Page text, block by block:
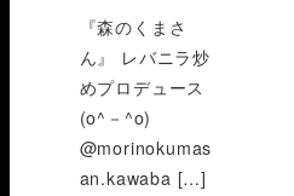
『森のくまさ
ん』 レバニラ炒
めプロデュース
(o^－^o)
@morinokumas
an.kawaba […]